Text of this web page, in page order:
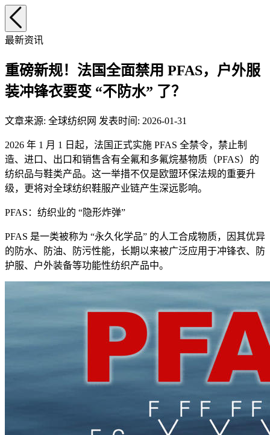
最新资讯
重磅新规！法国全面禁用 PFAS，户外服
装冲锋衣要变 “不防水” 了？
文章来源: 全球纺织网 发表时间: 2026-01-31
2026 年 1 月 1 日起，法国正式实施 PFAS 全禁令，禁止制
造、进口、出口和销售含有全氟和多氟烷基物质（PFAS）的
纺织品与鞋类产品。这一举措不仅是欧盟环保法规的重要升
级，更将对全球纺织鞋服产业链产生深远影响。
PFAS：纺织业的 “隐形炸弹”
PFAS 是一类被称为 “永久化学品” 的人工合成物质，因其优异
的防水、防油、防污性能，长期以来被广泛应用于冲锋衣、防
护服、户外装备等功能性纺织产品中。